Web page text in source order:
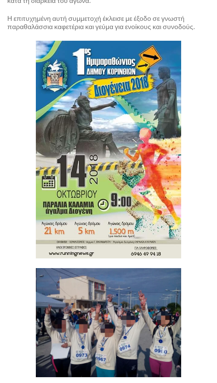
Η επιτυχημένη αυτή συμμετοχή έκλεισε με έξοδο σε γνωστή
παραθαλάσσια καφετέρια και γεύμα για ενοίκους και συνοδούς.